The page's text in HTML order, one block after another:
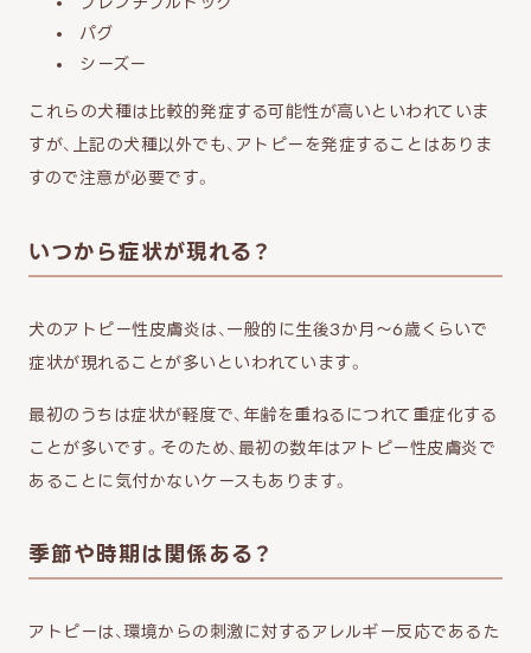
パグ
シーズー
これらの犬種は比較的発症する可能性が高いといわれていま
すが、上記の犬種以外でも、アトピーを発症することはありま
すので注意が必要です。
いつから症状が現れる？
犬のアトピー性皮膚炎は、一般的に生後3か月～6歳くらいで
症状が現れることが多いといわれています。
最初のうちは症状が軽度で、年齢を重ねるにつれて重症化する
ことが多いです。そのため、最初の数年はアトピー性皮膚炎で
あることに気付かないケースもあります。
季節や時期は関係ある？
アトピーは、環境からの刺激に対するアレルギー反応であるた